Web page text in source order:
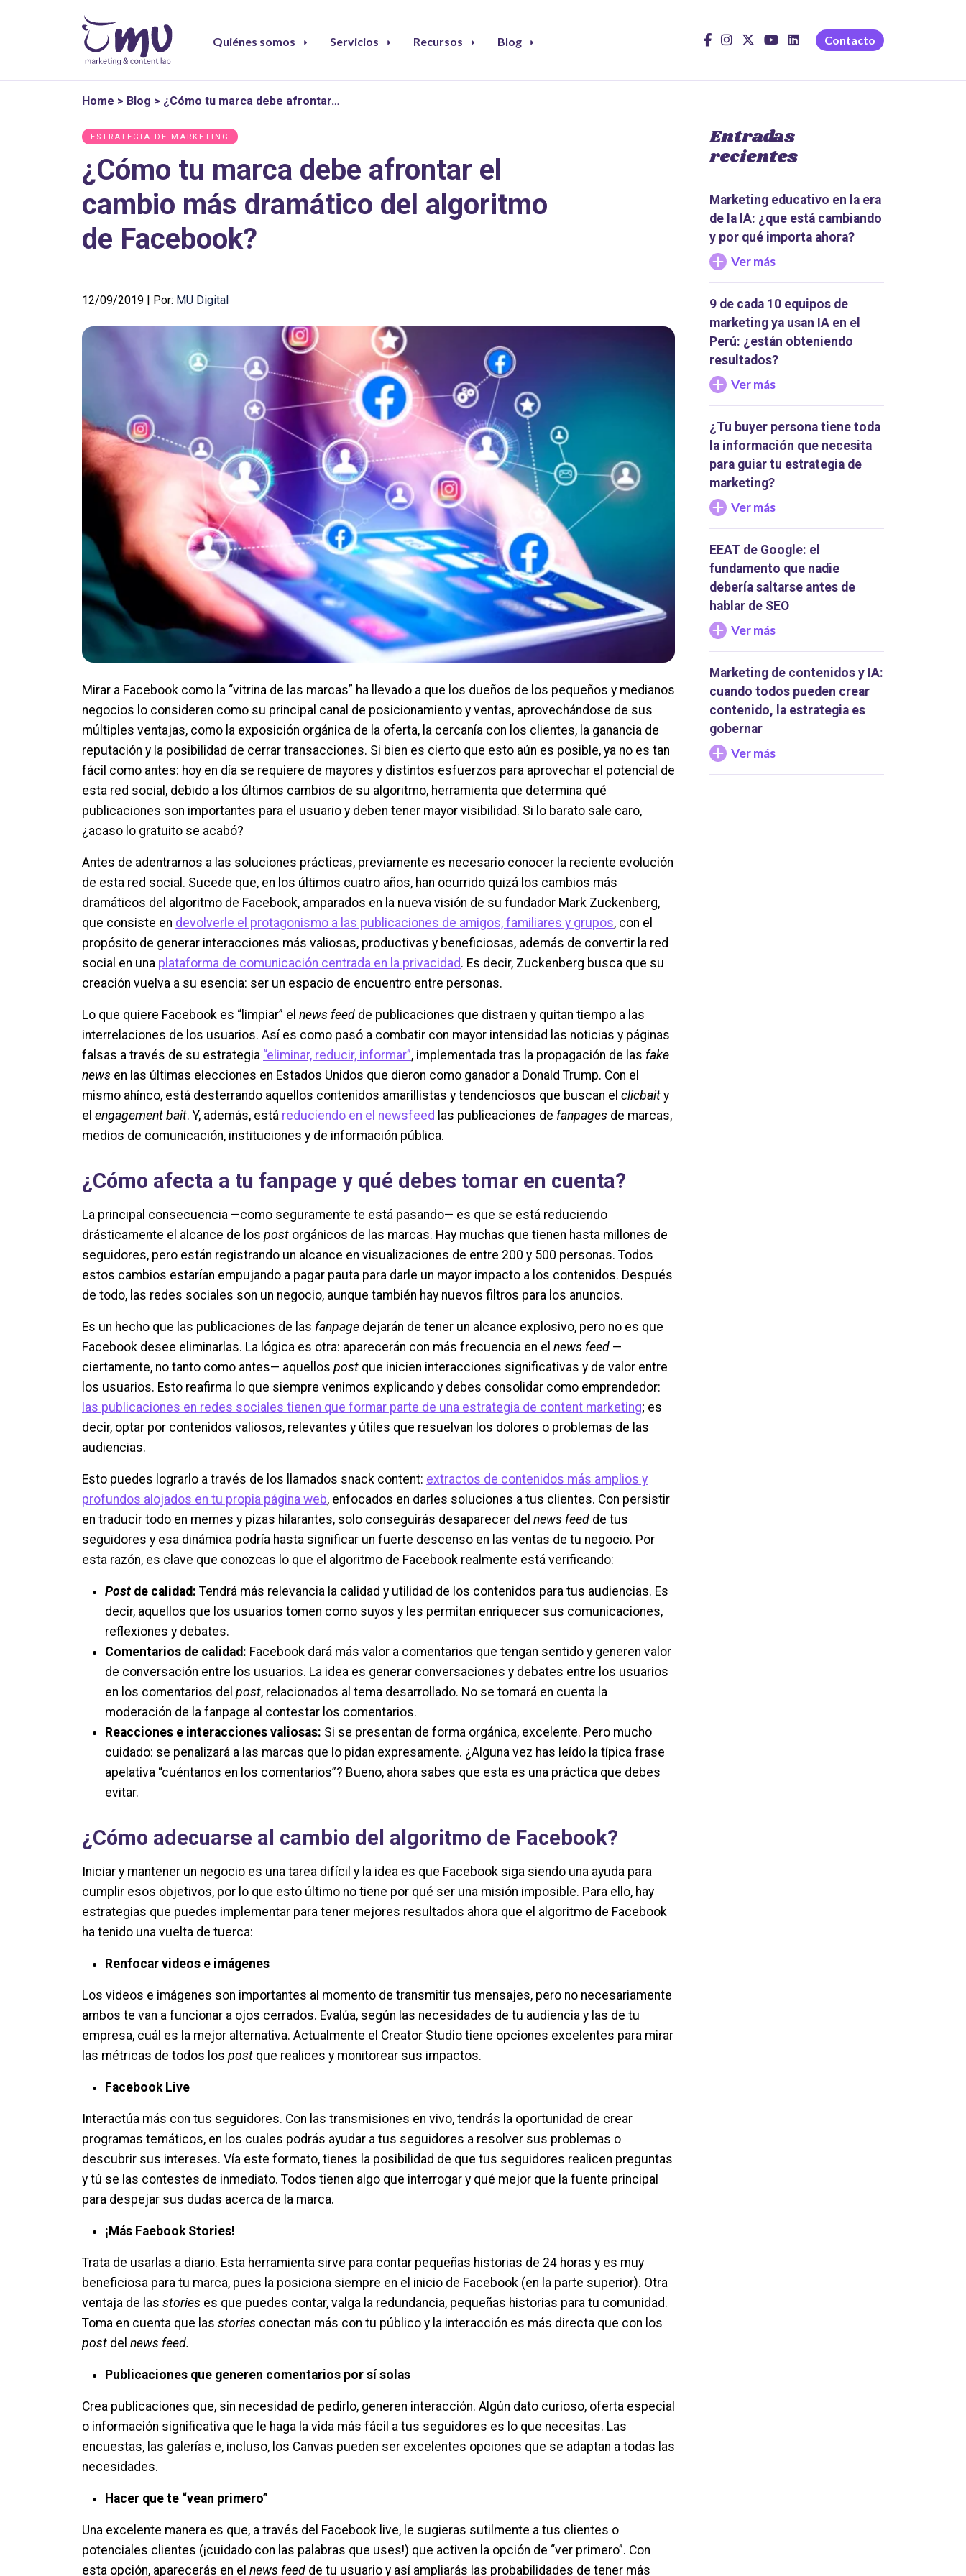
Quiénes somos Servicios Recursos Blog Contacto
Home > Blog > ¿Cómo tu marca debe afrontar…
ESTRATEGIA DE MARKETING
¿Cómo tu marca debe afrontar el
cambio más dramático del algoritmo
de Facebook?
12/09/2019 | Por: MU Digital
Mirar a Facebook como la “vitrina de las marcas” ha llevado a que los dueños de los pequeños y medianos
negocios lo consideren como su principal canal de posicionamiento y ventas, aprovechándose de sus
múltiples ventajas, como la exposición orgánica de la oferta, la cercanía con los clientes, la ganancia de
reputación y la posibilidad de cerrar transacciones. Si bien es cierto que esto aún es posible, ya no es tan
fácil como antes: hoy en día se requiere de mayores y distintos esfuerzos para aprovechar el potencial de
esta red social, debido a los últimos cambios de su algoritmo, herramienta que determina qué
publicaciones son importantes para el usuario y deben tener mayor visibilidad. Si lo barato sale caro,
¿acaso lo gratuito se acabó?
Antes de adentrarnos a las soluciones prácticas, previamente es necesario conocer la reciente evolución
de esta red social. Sucede que, en los últimos cuatro años, han ocurrido quizá los cambios más
dramáticos del algoritmo de Facebook, amparados en la nueva visión de su fundador Mark Zuckenberg,
que consiste en devolverle el protagonismo a las publicaciones de amigos, familiares y grupos, con el
propósito de generar interacciones más valiosas, productivas y beneficiosas, además de convertir la red
social en una plataforma de comunicación centrada en la privacidad. Es decir, Zuckenberg busca que su
creación vuelva a su esencia: ser un espacio de encuentro entre personas.
Lo que quiere Facebook es “limpiar” el news feed de publicaciones que distraen y quitan tiempo a las
interrelaciones de los usuarios. Así es como pasó a combatir con mayor intensidad las noticias y páginas
falsas a través de su estrategia “eliminar, reducir, informar”, implementada tras la propagación de las fake
news en las últimas elecciones en Estados Unidos que dieron como ganador a Donald Trump. Con el
mismo ahínco, está desterrando aquellos contenidos amarillistas y tendenciosos que buscan el clicbait y
el engagement bait. Y, además, está reduciendo en el newsfeed las publicaciones de fanpages de marcas,
medios de comunicación, instituciones y de información pública.
¿Cómo afecta a tu fanpage y qué debes tomar en cuenta?
La principal consecuencia —como seguramente te está pasando— es que se está reduciendo
drásticamente el alcance de los post orgánicos de las marcas. Hay muchas que tienen hasta millones de
seguidores, pero están registrando un alcance en visualizaciones de entre 200 y 500 personas. Todos
estos cambios estarían empujando a pagar pauta para darle un mayor impacto a los contenidos. Después
de todo, las redes sociales son un negocio, aunque también hay nuevos filtros para los anuncios.
Es un hecho que las publicaciones de las fanpage dejarán de tener un alcance explosivo, pero no es que
Facebook desee eliminarlas. La lógica es otra: aparecerán con más frecuencia en el news feed —
ciertamente, no tanto como antes— aquellos post que inicien interacciones significativas y de valor entre
los usuarios. Esto reafirma lo que siempre venimos explicando y debes consolidar como emprendedor:
las publicaciones en redes sociales tienen que formar parte de una estrategia de content marketing; es
decir, optar por contenidos valiosos, relevantes y útiles que resuelvan los dolores o problemas de las
audiencias.
Esto puedes lograrlo a través de los llamados snack content: extractos de contenidos más amplios y
profundos alojados en tu propia página web, enfocados en darles soluciones a tus clientes. Con persistir
en traducir todo en memes y pizas hilarantes, solo conseguirás desaparecer del news feed de tus
seguidores y esa dinámica podría hasta significar un fuerte descenso en las ventas de tu negocio. Por
esta razón, es clave que conozcas lo que el algoritmo de Facebook realmente está verificando:
Post de calidad: Tendrá más relevancia la calidad y utilidad de los contenidos para tus audiencias. Es
decir, aquellos que los usuarios tomen como suyos y les permitan enriquecer sus comunicaciones,
reflexiones y debates.
Comentarios de calidad: Facebook dará más valor a comentarios que tengan sentido y generen valor
de conversación entre los usuarios. La idea es generar conversaciones y debates entre los usuarios
en los comentarios del post, relacionados al tema desarrollado. No se tomará en cuenta la
moderación de la fanpage al contestar los comentarios.
Reacciones e interacciones valiosas: Si se presentan de forma orgánica, excelente. Pero mucho
cuidado: se penalizará a las marcas que lo pidan expresamente. ¿Alguna vez has leído la típica frase
apelativa “cuéntanos en los comentarios”? Bueno, ahora sabes que esta es una práctica que debes
evitar.
¿Cómo adecuarse al cambio del algoritmo de Facebook?
Iniciar y mantener un negocio es una tarea difícil y la idea es que Facebook siga siendo una ayuda para
cumplir esos objetivos, por lo que esto último no tiene por qué ser una misión imposible. Para ello, hay
estrategias que puedes implementar para tener mejores resultados ahora que el algoritmo de Facebook
ha tenido una vuelta de tuerca:
Renfocar videos e imágenes
Los videos e imágenes son importantes al momento de transmitir tus mensajes, pero no necesariamente
ambos te van a funcionar a ojos cerrados. Evalúa, según las necesidades de tu audiencia y las de tu
empresa, cuál es la mejor alternativa. Actualmente el Creator Studio tiene opciones excelentes para mirar
las métricas de todos los post que realices y monitorear sus impactos.
Facebook Live
Interactúa más con tus seguidores. Con las transmisiones en vivo, tendrás la oportunidad de crear
programas temáticos, en los cuales podrás ayudar a tus seguidores a resolver sus problemas o
descubrir sus intereses. Vía este formato, tienes la posibilidad de que tus seguidores realicen preguntas
y tú se las contestes de inmediato. Todos tienen algo que interrogar y qué mejor que la fuente principal
para despejar sus dudas acerca de la marca.
¡Más Faebook Stories!
Trata de usarlas a diario. Esta herramienta sirve para contar pequeñas historias de 24 horas y es muy
beneficiosa para tu marca, pues la posiciona siempre en el inicio de Facebook (en la parte superior). Otra
ventaja de las stories es que puedes contar, valga la redundancia, pequeñas historias para tu comunidad.
Toma en cuenta que las stories conectan más con tu público y la interacción es más directa que con los
post del news feed.
Publicaciones que generen comentarios por sí solas
Crea publicaciones que, sin necesidad de pedirlo, generen interacción. Algún dato curioso, oferta especial
o información significativa que le haga la vida más fácil a tus seguidores es lo que necesitas. Las
encuestas, las galerías e, incluso, los Canvas pueden ser excelentes opciones que se adaptan a todas las
necesidades.
Hacer que te “vean primero”
Una excelente manera es que, a través del Facebook live, le sugieras sutilmente a tus clientes o
potenciales clientes (¡cuidado con las palabras que uses!) que activen la opción de “ver primero”. Con
esta opción, aparecerás en el news feed de tu usuario y así ampliarás las probabilidades de tener más
Entradas
recientes
Marketing educativo en la era
de la IA: ¿que está cambiando
y por qué importa ahora?
Ver más
9 de cada 10 equipos de
marketing ya usan IA en el
Perú: ¿están obteniendo
resultados?
Ver más
¿Tu buyer persona tiene toda
la información que necesita
para guiar tu estrategia de
marketing?
Ver más
EEAT de Google: el
fundamento que nadie
debería saltarse antes de
hablar de SEO
Ver más
Marketing de contenidos y IA:
cuando todos pueden crear
contenido, la estrategia es
gobernar
Ver más